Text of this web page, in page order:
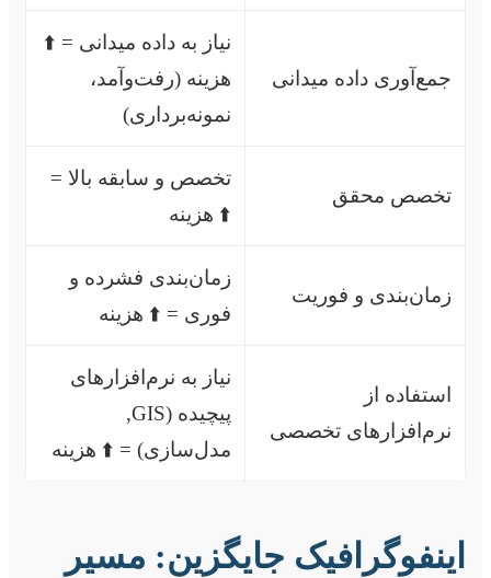
جمع‌آوری داده میدانی
نیاز به داده میدانی = ⬆️
هزینه (رفت‌وآمد،
نمونه‌برداری)
تخصص محقق
تخصص و سابقه بالا =
⬆️ هزینه
زمان‌بندی و فوریت
زمان‌بندی فشرده و
فوری = ⬆️ هزینه
استفاده از
نرم‌افزارهای تخصصی
نیاز به نرم‌افزارهای
پیچیده (GIS,
مدل‌سازی) = ⬆️ هزینه
اینفوگرافیک جایگزین: مسیر